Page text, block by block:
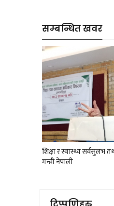
सम्बन्धित खवर
शिक्षा र स्वास्थ्य सर्वसुलभ
मन्त्री नेपाली